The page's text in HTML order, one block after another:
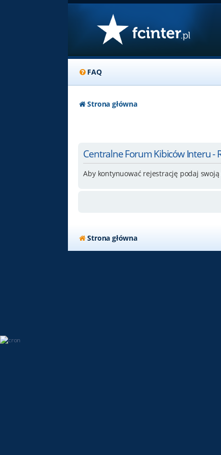
FAQ
Strona główna
Centralne Forum Kibiców Interu -
Aby kontynuować rejestrację podaj
Strona główna